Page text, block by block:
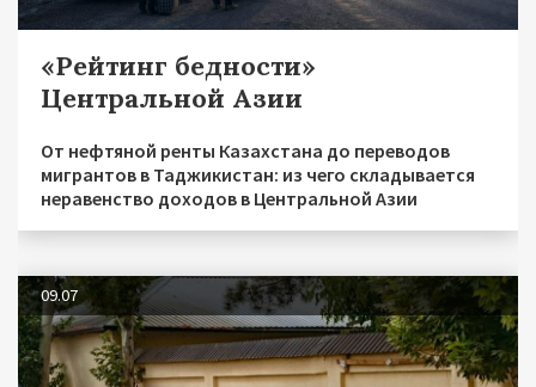
«Рейтинг бедности»
Центральной Азии
От нефтяной ренты Казахстана до переводов
мигрантов в Таджикистан: из чего складывается
неравенство доходов в Центральной Азии
09.07